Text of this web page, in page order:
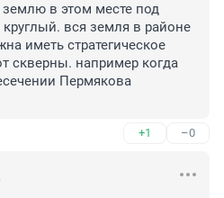
землю в этом месте под
круглый. вся земля в районе
иметь стратегическое
скверны. например когда
Пермякова
+1 –0